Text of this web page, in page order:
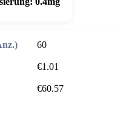
60
€1.01
€60.57